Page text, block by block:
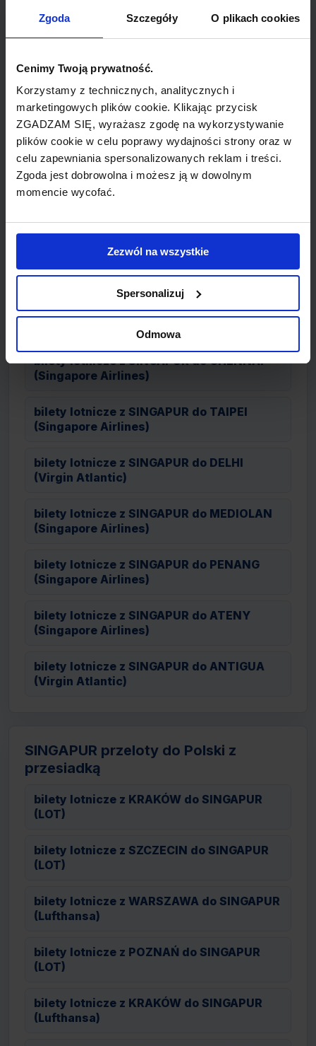
Zgoda Szczegóły O plikach cookies
Cenimy Twoją prywatność.
Korzystamy z technicznych, analitycznych i
marketingowych plików cookie. Klikając przycisk
ZGADZAM SIĘ, wyrażasz zgodę na wykorzystywanie
plików cookie w celu poprawy wydajności strony oraz w
celu zapewniania spersonalizowanych reklam i treści.
Zgoda jest dobrowolna i możesz ją w dowolnym
momencie wycofać.
Zezwól na wszystkie
Spersonalizuj
Odmowa
(Virgin Atlantic)
(Virgin Atlantic)
bilety lotnicze z SINGAPUR do BOSTON
(Virgin Atlantic)
bilety lotnicze z SINGAPUR do
MANCHESTER (Singapore Airlines)
BRIDGETOWN (Virgin Atlantic)
bilety lotnicze z SINGAPUR do AUCKLAND
(Singapore Airlines)
bilety lotnicze z SINGAPUR do SEUL
bilety lotnicze z SINGAPUR do CHENNAI
(Singapore Airlines)
bilety lotnicze z SINGAPUR do TAIPEI
(Singapore Airlines)
bilety lotnicze z SINGAPUR do DELHI
(Virgin Atlantic)
bilety lotnicze z SINGAPUR do MEDIOLAN
(Singapore Airlines)
bilety lotnicze z SINGAPUR do PENANG
(Singapore Airlines)
bilety lotnicze z SINGAPUR do ATENY
(Singapore Airlines)
bilety lotnicze z SINGAPUR do ANTIGUA
(Virgin Atlantic)
SINGAPUR przeloty do Polski z
przesiadką
bilety lotnicze z KRAKÓW do SINGAPUR
(LOT)
bilety lotnicze z SZCZECIN do SINGAPUR
(LOT)
bilety lotnicze z WARSZAWA do SINGAPUR
(Lufthansa)
bilety lotnicze z POZNAŃ do SINGAPUR
(LOT)
bilety lotnicze z KRAKÓW do SINGAPUR
(Lufthansa)